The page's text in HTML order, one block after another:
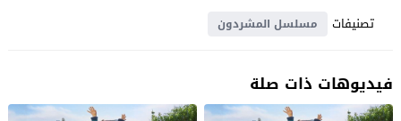
تصنيفات
مسلسل المشردون
فيديوهات ذات صلة